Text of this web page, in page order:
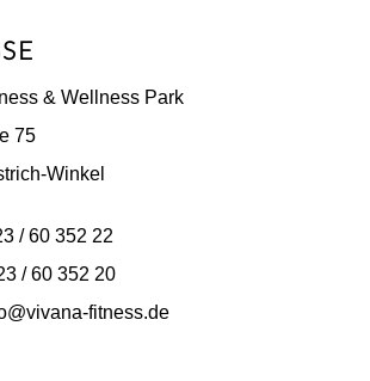
& Wellness Park
75
Winkel
/ 60 352 22
/ 60 352 20
fitness.de